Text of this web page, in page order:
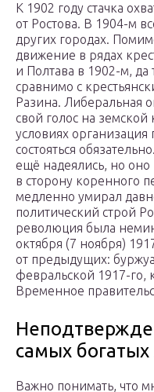
К 1902 году стачка
от Ростова. В 1904-м
других городах.
движение в рядах
и Полтава в 1902-м, да
сравнимо с
Разина. Либеральная
свой голос на
условиях организация
состояться
ещё надеялись, но
в сторону коренного
медленно умирал
политический строй
революция была
октября (7 ноября)
от предыдущих:
февральской 1917-го,
Временное
самых
Важно понимать, что